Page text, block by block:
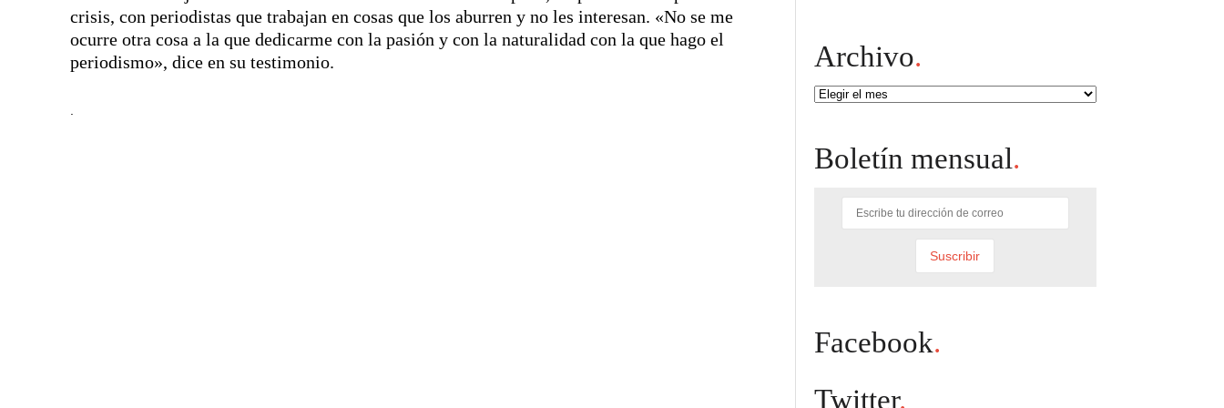
crisis, con periodistas que trabajan en cosas que los aburren y no les interesan. «No se me
ocurre otra cosa a la que dedicarme con la pasión y con la naturalidad con la que hago el
periodismo», dice en su testimonio.
Archivo.
Archivo
Boletín mensual.
Facebook.
Twitter.